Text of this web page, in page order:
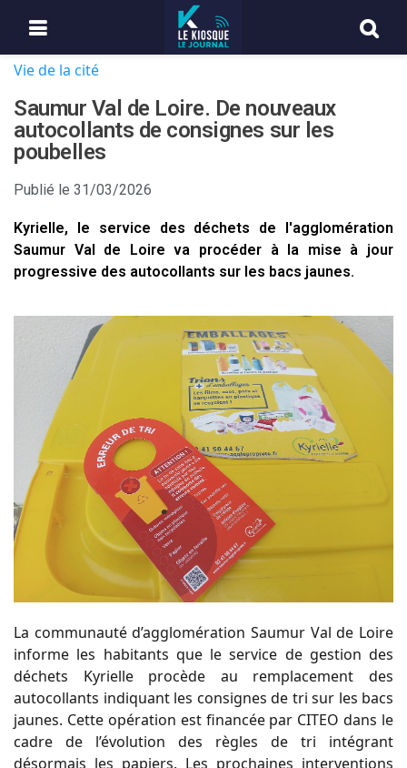
Vie de la cité
Saumur Val de Loire. De nouveaux
autocollants de consignes sur les
poubelles
Publié le 31/03/2026
Kyrielle, le service des déchets de l'agglomération
Saumur Val de Loire va procéder à la mise à jour
progressive des autocollants sur les bacs jaunes.
La communauté d’agglomération Saumur Val de Loire
informe les habitants que le service de gestion des
déchets Kyrielle procède au remplacement des
autocollants indiquant les consignes de tri sur les bacs
jaunes. Cette opération est financée par CITEO dans le
cadre de l’évolution des règles de tri intégrant
désormais les papiers. Les prochaines interventions